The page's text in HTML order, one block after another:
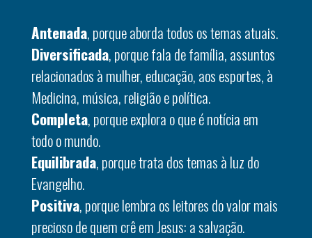
Antenada, porque aborda todos os temas atuais.
Diversificada, porque fala de família, assuntos
relacionados à mulher, educação, aos esportes, à
Medicina, música, religião e política.
Completa, porque explora o que é notícia em
todo o mundo.
Equilibrada, porque trata dos temas à luz do
Evangelho.
Positiva, porque lembra os leitores do valor mais
precioso de quem crê em Jesus: a salvação.